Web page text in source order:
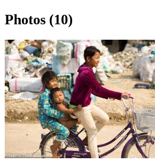
Photos (10)